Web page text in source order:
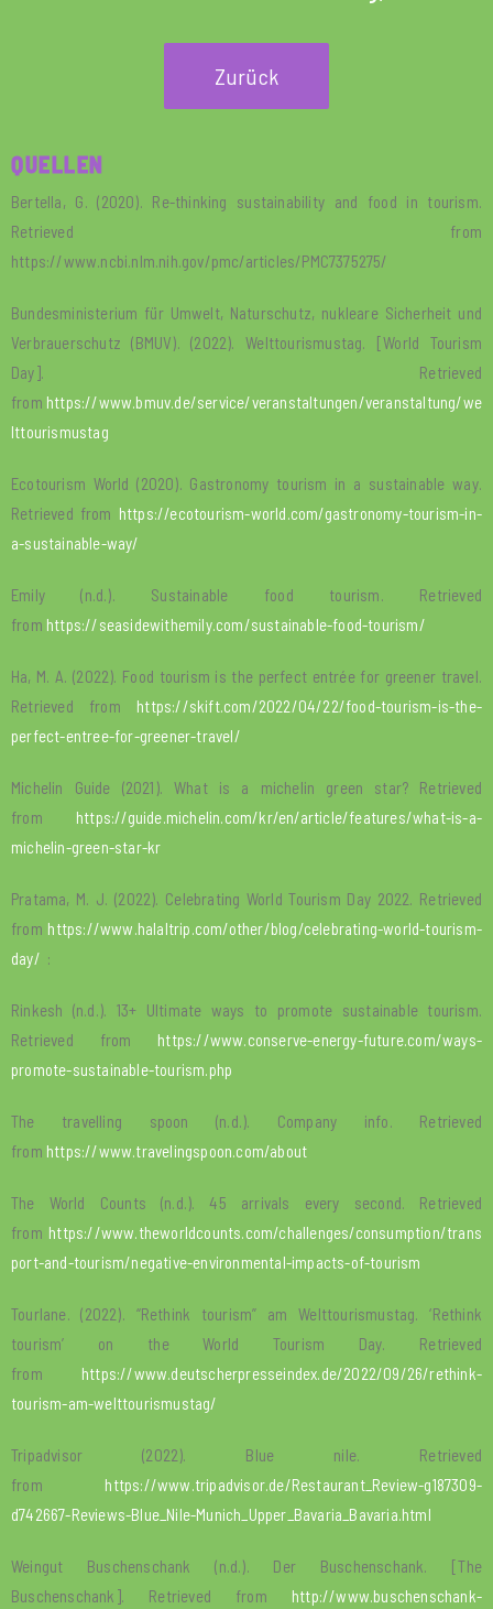
Zurück
QUELLEN
Bertella, G. (2020). Re-thinking sustainability and food in tourism.
Retrieved from
https://www.ncbi.nlm.nih.gov/pmc/articles/PMC7375275/
Bundesministerium für Umwelt, Naturschutz, nukleare Sicherheit und
Verbrauerschutz (BMUV). (2022). Welttourismustag. [World Tourism
Day]. Retrieved
from https://www.bmuv.de/service/veranstaltungen/veranstaltung/we
lttourismustag
Ecotourism World (2020). Gastronomy tourism in a sustainable way.
Retrieved from https://ecotourism-world.com/gastronomy-tourism-in-
a-sustainable-way/
Emily (n.d.). Sustainable food tourism. Retrieved
from https://seasidewithemily.com/sustainable-food-tourism/
Ha, M. A. (2022). Food tourism is the perfect entrée for greener travel.
Retrieved from https://skift.com/2022/04/22/food-tourism-is-the-
perfect-entree-for-greener-travel/
Michelin Guide (2021). What is a michelin green star? Retrieved
from https://guide.michelin.com/kr/en/article/features/what-is-a-
michelin-green-star-kr
Pratama, M. J. (2022). Celebrating World Tourism Day 2022. Retrieved
from https://www.halaltrip.com/other/blog/celebrating-world-tourism-
day/ :
Rinkesh (n.d.). 13+ Ultimate ways to promote sustainable tourism.
Retrieved from https://www.conserve-energy-future.com/ways-
promote-sustainable-tourism.php
The travelling spoon (n.d.). Company info. Retrieved
from https://www.travelingspoon.com/about
The World Counts (n.d.). 45 arrivals every second. Retrieved
from https://www.theworldcounts.com/challenges/consumption/trans
port-and-tourism/negative-environmental-impacts-of-tourism
Tourlane. (2022). “Rethink tourism” am Welttourismustag. ‘Rethink
tourism’ on the World Tourism Day. Retrieved
from https://www.deutscherpresseindex.de/2022/09/26/rethink-
tourism-am-welttourismustag/
Tripadvisor (2022). Blue nile. Retrieved
from https://www.tripadvisor.de/Restaurant_Review-g187309-
d742667-Reviews-Blue_Nile-Munich_Upper_Bavaria_Bavaria.html
Weingut Buschenschank (n.d.). Der Buschenschank. [The
Buschenschank]. Retrieved from http://www.buschenschank-